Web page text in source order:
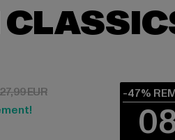
27,99 EURPrix en promotion: 27,99
-47%